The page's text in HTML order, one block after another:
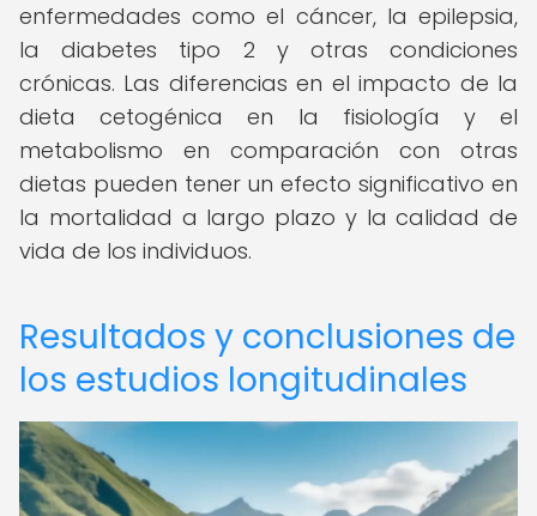
enfermedades como el cáncer, la epilepsia,
la diabetes tipo 2 y otras condiciones
crónicas. Las diferencias en el impacto de la
dieta cetogénica en la fisiología y el
metabolismo en comparación con otras
dietas pueden tener un efecto significativo en
la mortalidad a largo plazo y la calidad de
vida de los individuos.
Resultados y conclusiones de
los estudios longitudinales